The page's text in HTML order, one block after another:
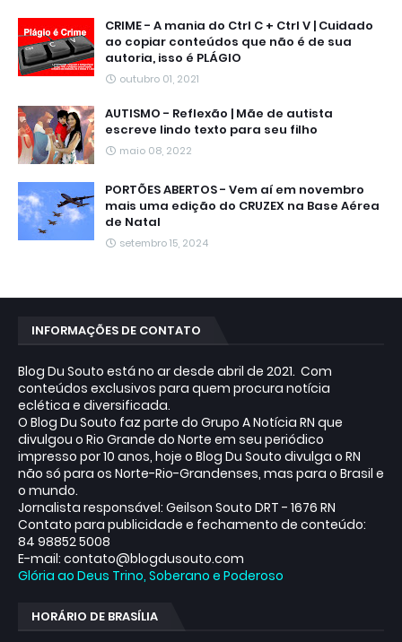
CRIME - A mania do Ctrl C + Ctrl V | Cuidado
ao copiar conteúdos que não é de sua
autoria, isso é PLÁGIO
outubro 01, 2021
AUTISMO - Reflexão | Mãe de autista
escreve lindo texto para seu filho
maio 08, 2022
PORTÕES ABERTOS - Vem aí em novembro
mais uma edição do CRUZEX na Base Aérea
de Natal
setembro 15, 2024
INFORMAÇÕES DE CONTATO
Blog Du Souto está no ar desde abril de 2021. Com
conteúdos exclusivos para quem procura notícia
eclética e diversificada.
O Blog Du Souto faz parte do Grupo A Notícia RN que
divulgou o Rio Grande do Norte em seu periódico
impresso por 10 anos, hoje o Blog Du Souto divulga o RN
não só para os Norte-Rio-Grandenses, mas para o Brasil e
o mundo.
Jornalista responsável: Geilson Souto DRT - 1676 RN
Contato para publicidade e fechamento de conteúdo:
84 98852 5008
E-mail: contato@blogdusouto.com
Glória ao Deus Trino, Soberano e Poderoso
HORÁRIO DE BRASÍLIA